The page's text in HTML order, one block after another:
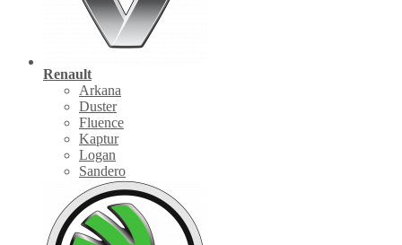
Renault
Arkana
Duster
Fluence
Kaptur
Logan
Sandero